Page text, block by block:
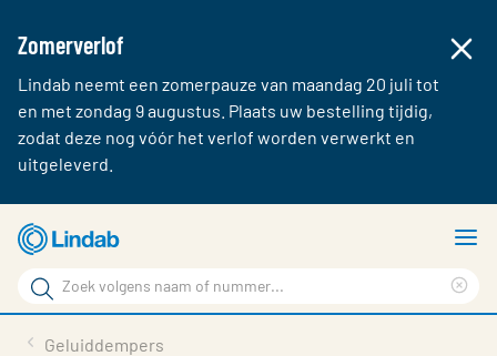
Zomerverlof
Lindab neemt een zomerpauze van maandag 20 juli tot
en met zondag 9 augustus. Plaats uw bestelling tijdig,
zodat deze nog vóór het verlof worden verwerkt en
uitgeleverd.
naar
hoofdinhoud
Zoek
Zoek
Geluiddempers